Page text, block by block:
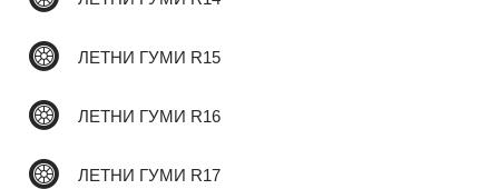
ЛЕТНИ ГУМИ R15
ЛЕТНИ ГУМИ R16
ЛЕТНИ ГУМИ R17